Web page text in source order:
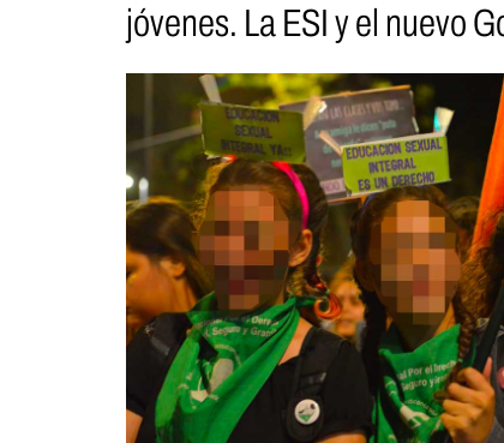
jóvenes. La ESI y el nuevo